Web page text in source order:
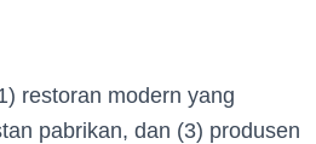
restoran modern yang
pabrikan, dan (3) produsen